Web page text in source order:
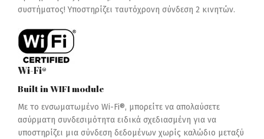
συστήματος! Υποστηρίζει ταυτόχρονη σύνδεση 2 κινητών.
Wi-Fi®
Built in WIFI module
Με το ενσωματωμένο Wi-Fi®, μπορείτε να απολαύσετε
ασύρματη συνδεσιμότητα ειδικά σχεδιασμένη για να
υποστηρίζει μια σύνδεση δεδομένων χωρίς καλώδιο μεταξύ